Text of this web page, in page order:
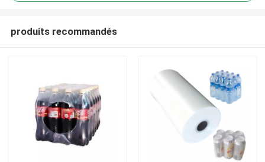
produits recommandés